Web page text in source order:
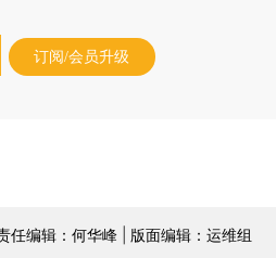
订阅/会员升级
任编辑：何华峰 | 版面编辑：运维组